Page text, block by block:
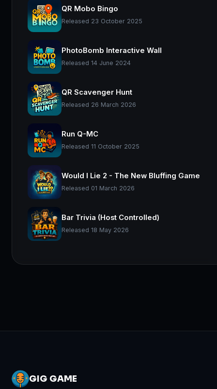
QR Mobo Bingo
Released 23 October 2025
PhotoBomb Interactive Wall
Released 14 June 2024
QR Scavenger Hunt
Released 26 March 2026
Run Q-MC
Released 11 October 2025
Would I Lie 2 - The New Bluffing Game
Released 01 March 2026
Bar Trivia (Host Controlled)
Released 18 May 2026
GIG GAME